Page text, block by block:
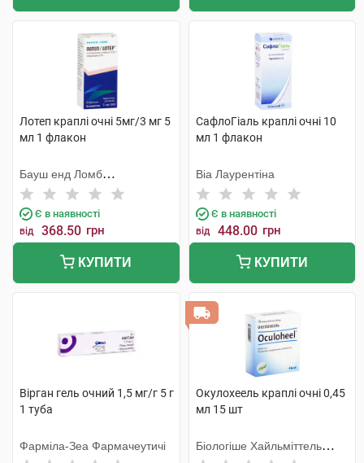
Лотеп краплі очні 5мг/3 мг 5
мл 1 флакон
Бауш енд Ломб
Інкорпорейтед
Є в наявності
від 368.50 грн
КУПИТИ
СафлоГіаль краплі очні 10
мл 1 флакон
Віа Лаурентіна
Є в наявності
від 448.00 грн
КУПИТИ
Вірган гель очний 1,5 мг/г 5 г
1 туба
Фарміла-Зеа Фармачеутичі
Окулохеель краплі очні 0,45
мл 15 шт
Біологіше Хайльміттель